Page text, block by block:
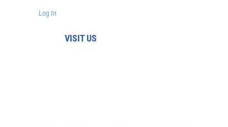
Log In
VISIT US